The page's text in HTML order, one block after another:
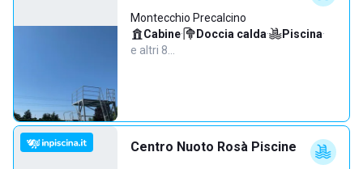
Montecchio Precalcino
Cabine· Doccia calda· Piscina·
e altri 8…
Centro Nuoto Rosà Piscine